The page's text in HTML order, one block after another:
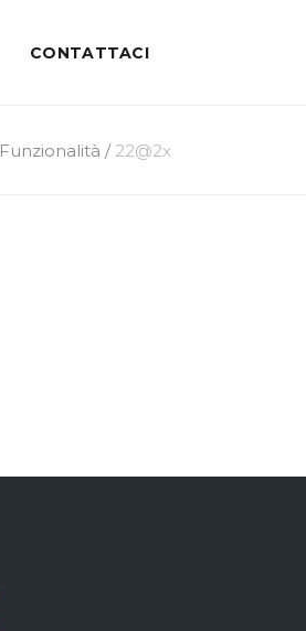
CONTATTACI
Funzionalità / 22@2x